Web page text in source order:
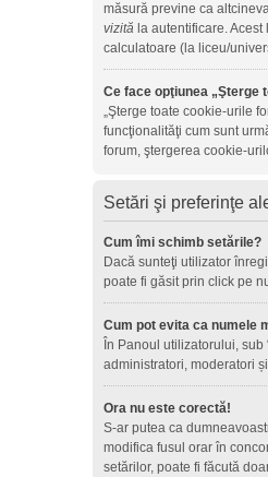
măsură previne ca
vizită la autentificare.
calculatoare (la liceu/
Ce face opţiunea „Şterge
„Şterge toate cookie-urile
funcţionalităţi cum sunt
forum, ştergerea cookie-
Setări şi preferinţe
Cum îmi schimb setările?
Dacă sunteţi utilizator
poate fi găsit prin click pe
Cum pot evita ca numele
În Panoul utilizatorului,
administratori, moderatori
Ora nu este corectă!
S-ar putea ca
modifica fusul orar în
setărilor, poate fi făcută